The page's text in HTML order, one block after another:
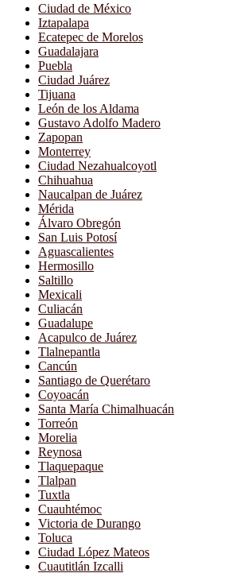
Ciudad de México
Iztapalapa
Ecatepec de Morelos
Guadalajara
Puebla
Ciudad Juárez
Tijuana
León de los Aldama
Gustavo Adolfo Madero
Zapopan
Monterrey
Ciudad Nezahualcoyotl
Chihuahua
Naucalpan de Juárez
Mérida
Álvaro Obregón
San Luis Potosí
Aguascalientes
Hermosillo
Saltillo
Mexicali
Culiacán
Guadalupe
Acapulco de Juárez
Tlalnepantla
Cancún
Santiago de Querétaro
Coyoacán
Santa María Chimalhuacán
Torreón
Morelia
Reynosa
Tlaquepaque
Tlalpan
Tuxtla
Cuauhtémoc
Victoria de Durango
Toluca
Ciudad López Mateos
Cuautitlán Izcalli